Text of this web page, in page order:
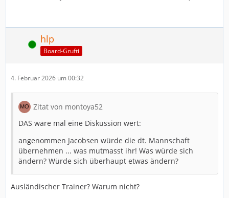
Online hlp
Board-Grufti
4. Februar 2026 um 00:32
Zitat von montoya52
DAS wäre mal eine Diskussion wert:
angenommen Jacobsen würde die dt. Mannschaft
übernehmen ... was mutmasst ihr! Was würde sich
ändern? Würde sich überhaupt etwas ändern?
Ausländischer Trainer? Warum nicht?